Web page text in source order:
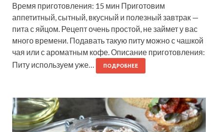
Время приготовления: 15 мин Приготовим
аппетитный, сытный, вкусный и полезный завтрак —
пита с яйцом. Рецепт очень простой, не займет у вас
много времени. Подавать такую питу можно с чашкой
чая или с ароматным кофе. Описание приготовления:
Питу используем уже…
ПОДРОБНЕЕ